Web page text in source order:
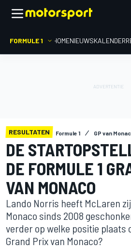
FORMULE 1 HOMENIEUWSKALENDER
RESULTATEN Formule 1 GP van
DE
DE FORMULE 1
VAN MONACO
Lando Norris heeft McLaren
Monaco sinds 2008
verder op welke positie plaats
Grand Prix van Monaco?